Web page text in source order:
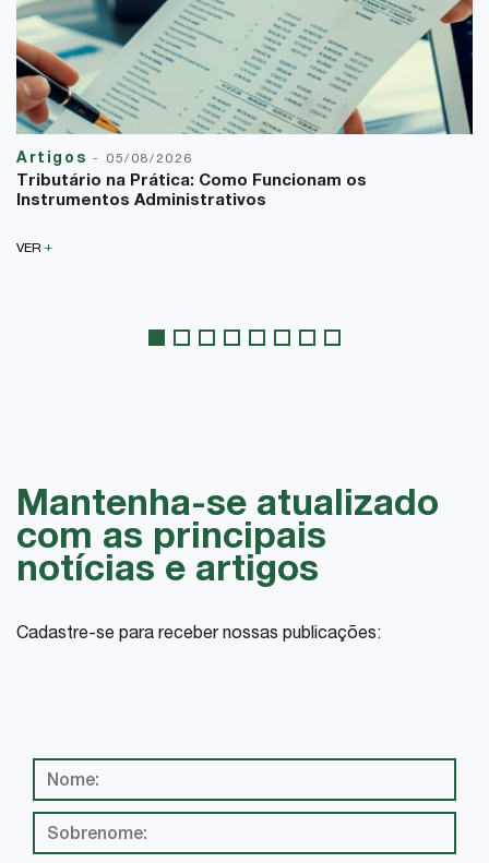
Artigos - 05/08/2026
Tributário na Prática: Como Funcionam os
Instrumentos Administrativos
VER +
Mantenha-se atualizado
com as principais
notícias e artigos
Cadastre-se para receber nossas publicações: